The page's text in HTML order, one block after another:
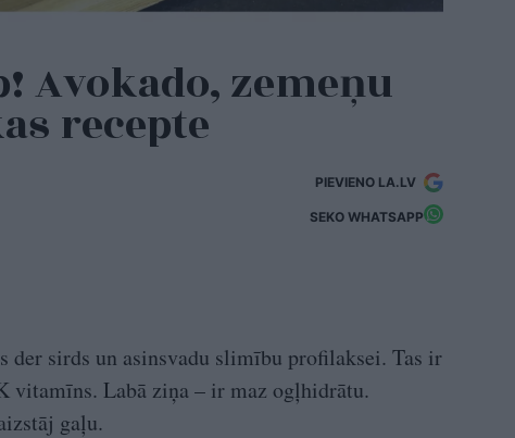
Avokado, zemeņu
recepte
PIEVIENO LA.LV
SEKO WHATSAPP
der sirds un asinsvadu slimību profilaksei. Tas ir
vitamīns. Labā ziņa – ir maz ogļhidrātu.
gaļu.